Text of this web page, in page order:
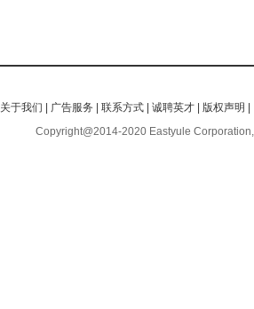
关于我们 广告服务 |联系方式 |诚聘英才 版权声明
Copyright@2014-2020 Eastyule